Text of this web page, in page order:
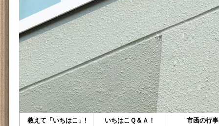
教えて「いちはこ」! いちはこＱ＆Ａ！ 市函の行事